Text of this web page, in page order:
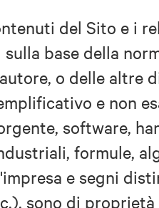
del Sito e i
base della
o delle altre
e non
software,
formule,
e segni
sono di